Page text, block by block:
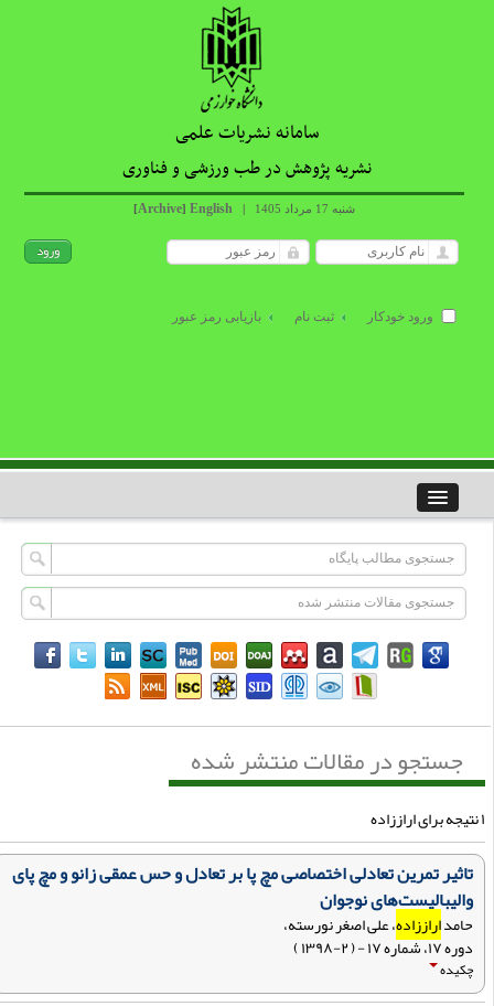
سامانه نشریات علمی
نشریه پژوهش در طب ورزشی و فناوری
شنبه 17 مرداد 1405 |
English
[Archive]
ورود خودکار ثبت نام بازیابی رمز عبور
جستجو در مقالات منتشر شده
تاثیر تمرین تعادلی اختصاصی مچ پا بر تعادل و حس عمقی زانو و مچ پای
والیبالیست‌های نوجوان
حامداراززاده، علی اصغر نورسته،
دوره ۱۷، شماره ۱۷ - ( ۲-۱۳۹۸ )
چکیده